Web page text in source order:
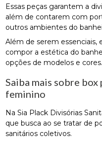
Essas peças garantem a
além de contarem com
outros ambientes do
Além de serem essenciais,
compor a estética do
opções de modelos e cores.
Saiba mais sobre
feminino
Na Sia Plack Divisórias
que busca ao se tratar de
sanitários coletivos.